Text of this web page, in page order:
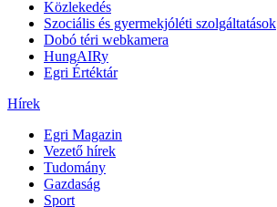
Közlekedés
Szociális és gyermekjóléti szolgáltatások
Dobó téri webkamera
HungAIRy
Egri Értéktár
Hírek
Egri Magazin
Vezető hírek
Tudomány
Gazdaság
Sport